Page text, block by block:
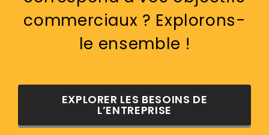
commerciaux ? Explorons-
le ensemble !
EXPLORER LES BESOINS DE
L’ENTREPRISE